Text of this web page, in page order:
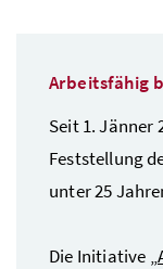
Arbeitsfähig
Seit 1. Jänner
Feststellung
unter 25
Die Initiative